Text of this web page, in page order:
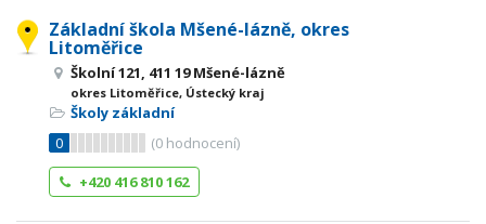
Základní škola Mšené-lázně, okres
Litoměřice
Školní 121, 411 19 Mšené-lázně
okres Litoměřice, Ústecký kraj
Školy základní
0
(0 hodnocení)
+420 416 810 162